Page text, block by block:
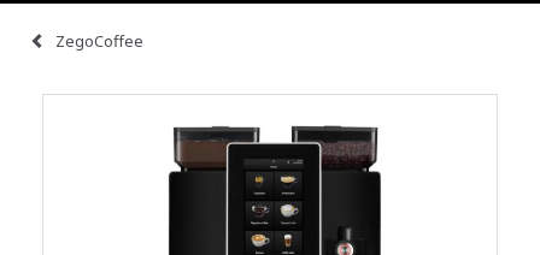
ZegoCoffee